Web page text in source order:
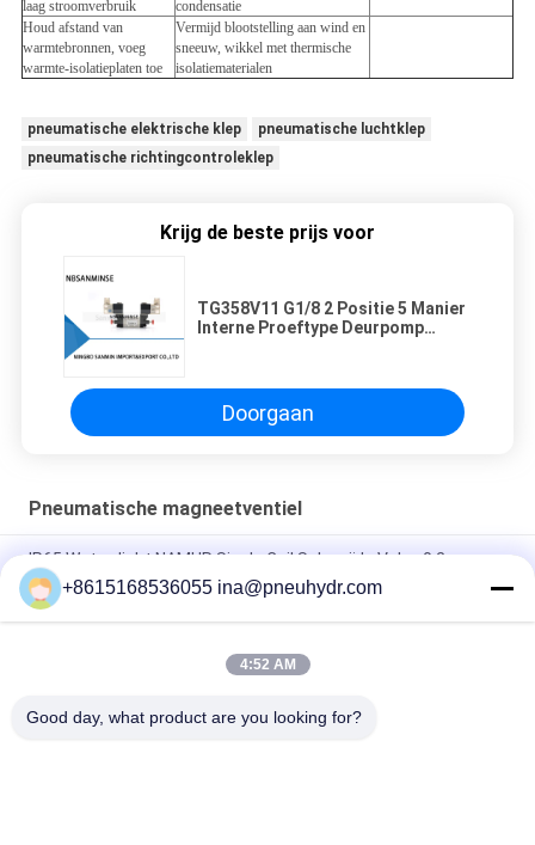
laag stroomverbruik
condensatie
Houd afstand van
warmtebronnen, voeg
warmte-isolatieplaten toe
Vermijd blootstelling aan wind en
sneeuw, wikkel met thermische
isolatiematerialen
pneumatische elektrische klep
pneumatische luchtklep
pneumatische richtingcontroleklep
Krijg de beste prijs voor
TG358V11 G1/8 2 Positie 5 Manier
Interne Proeftype Deurpomp
Vrachtwagenauto
Doorgaan
Pneumatische magneetventiel
IP65 Waterdicht NAMUR Single Coil Solenoïde Valve 0.2 -
1.0Mpa 60°C NBR PUR Seal
FV-L10 In-Line 5-Weg Pneumatische Magneetventiel M7
DOOS-Lood - typ van de de Kleprol DC24V gelijkstroom 29W
+8615168536055 ina@pneuhydr.com
4:52 AM
Good day, what product are you looking for?